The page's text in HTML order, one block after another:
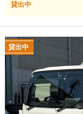
貸出中
貸出中